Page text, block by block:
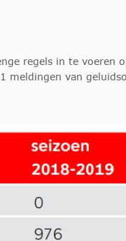
regels in te voeren
meldingen van